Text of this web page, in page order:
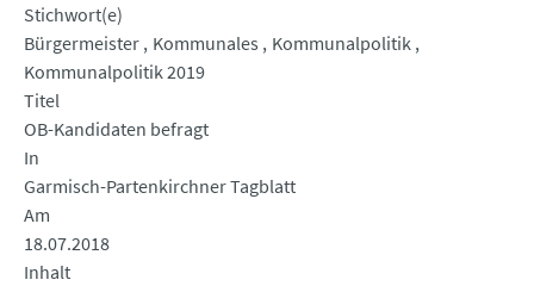
Stichwort(e)
Bürgermeister Kommunales
Kommunalpolitik
Kommunalpolitik 2019
Titel
OB-Kandidaten befragt
In
Garmisch-Partenkirchner Tagblatt
Am
18.07.2018
Inhalt